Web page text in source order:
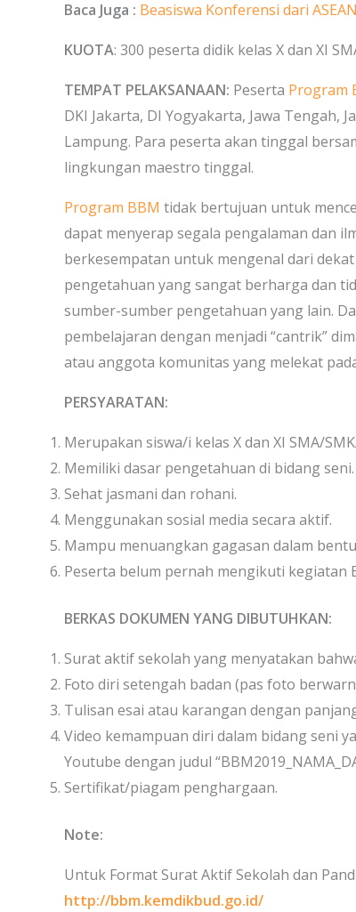
Baca Juga : Beasiswa Konferensi dari
KUOTA: 300 peserta didik kelas X dan XI
TEMPAT PELAKSANAAN: Peserta Program
DKI Jakarta, DI Yogyakarta, Jawa Tengah,
Lampung. Para peserta akan tinggal
lingkungan maestro tinggal.
Program BBM tidak bertujuan untuk
dapat menyerap segala pengalaman dan
berkesempatan untuk mengenal dari
pengetahuan yang sangat berharga dan
sumber-sumber pengetahuan yang lain.
pembelajaran dengan menjadi “cantrik”
atau anggota komunitas yang melekat
PERSYARATAN:
Merupakan siswa/i kelas X dan XI SMA/
Memiliki dasar pengetahuan di bidang seni.
Sehat jasmani dan rohani.
Menggunakan sosial media secara aktif.
Mampu menuangkan gagasan dalam
Peserta belum pernah mengikuti kegiatan
BERKAS DOKUMEN YANG DIBUTUHKAN:
Surat aktif sekolah yang menyatakan
Foto diri setengah badan (pas foto
Tulisan esai atau karangan dengan
Video kemampuan diri dalam bidang seni
Youtube dengan judul
Sertifikat/piagam penghargaan.
Note:
Untuk Format Surat Aktif Sekolah dan
http://bbm.kemdikbud.go.id/